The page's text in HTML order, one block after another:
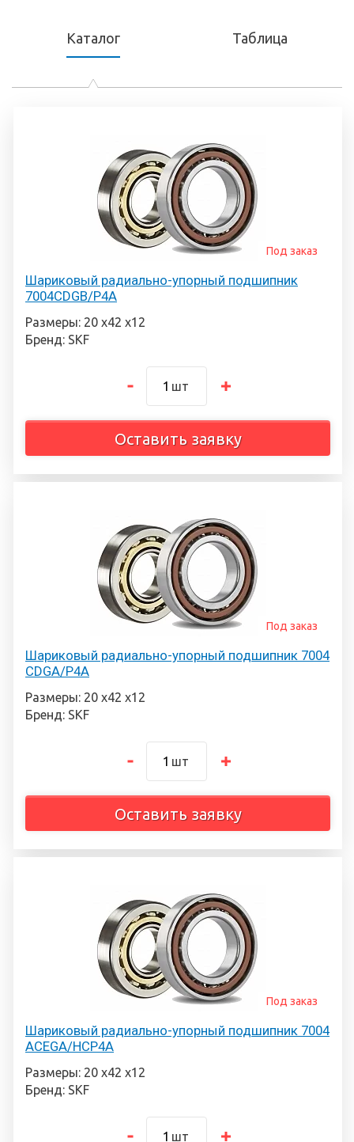
Каталог Таблица
Шариковый радиально-упорный подшипник
7004CDGB/P4A
Под заказ
Размеры: 20 х42 х12
Бренд: SKF
шт
Оставить заявку
Шариковый радиально-упорный подшипник 7004
CDGA/P4A
Под заказ
Размеры: 20 х42 х12
Бренд: SKF
шт
Оставить заявку
Шариковый радиально-упорный подшипник 7004
ACEGA/HCP4A
Под заказ
Размеры: 20 х42 х12
Бренд: SKF
шт